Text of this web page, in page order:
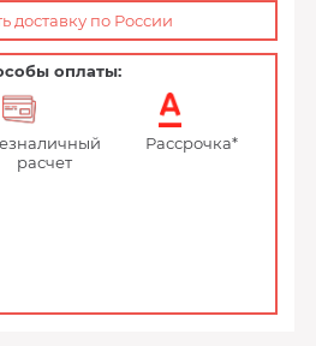
доставку по России
оплаты:
расчет
Рассрочка*